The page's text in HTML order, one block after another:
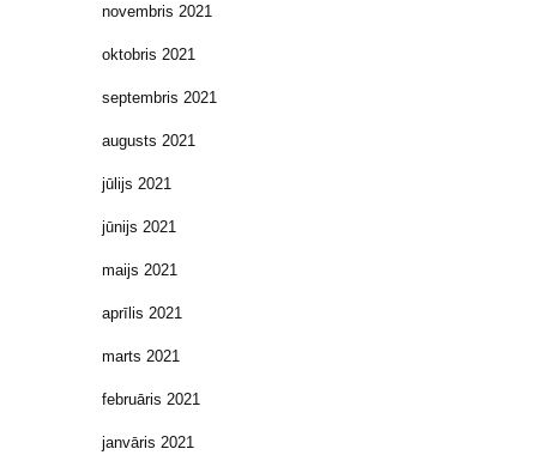
novembris 2021
oktobris 2021
septembris 2021
augusts 2021
jūlijs 2021
jūnijs 2021
maijs 2021
aprīlis 2021
marts 2021
februāris 2021
janvāris 2021